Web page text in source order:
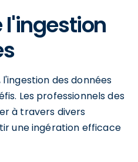
l'ingestion
des données
Les professionnels des
à travers divers
une ingération efficace